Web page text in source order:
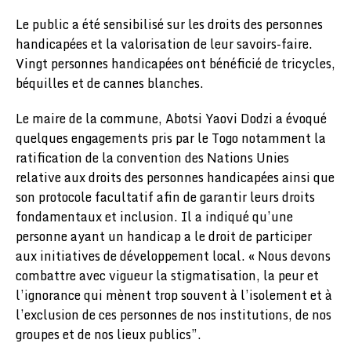
Le public a été sensibilisé sur les droits des personnes
handicapées et la valorisation de leur savoirs-faire.
Vingt personnes handicapées ont bénéficié de tricycles,
béquilles et de cannes blanches.
Le maire de la commune, Abotsi Yaovi Dodzi a évoqué
quelques engagements pris par le Togo notamment la
ratification de la convention des Nations Unies
relative aux droits des personnes handicapées ainsi que
son protocole facultatif afin de garantir leurs droits
fondamentaux et inclusion. Il a indiqué qu’une
personne ayant un handicap a le droit de participer
aux initiatives de développement local. « Nous devons
combattre avec vigueur la stigmatisation, la peur et
l’ignorance qui mènent trop souvent à l’isolement et à
l’exclusion de ces personnes de nos institutions, de nos
groupes et de nos lieux publics”.